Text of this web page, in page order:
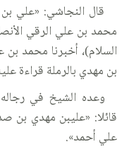
قال النجاشي: «علي
محمد بن علي الرقي
السلام)، أخبرنا محمد
بن مهدي بالرملة قراءة
قائلا: «عليبن مهدي بن
علي أحمد».